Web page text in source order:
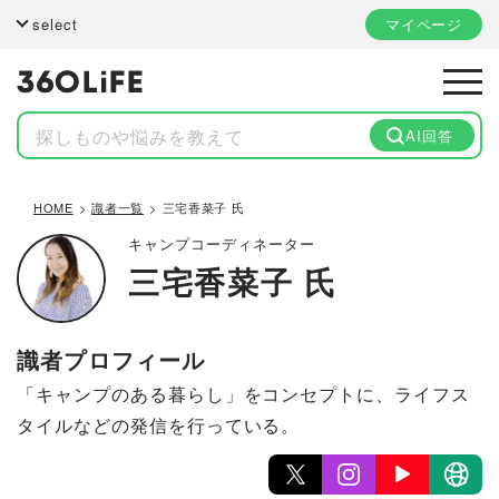
select マイページ
AI回答
HOME 識者一覧 三宅香菜子 氏
キャンプコーディネーター
三宅香菜子 氏
識者プロフィール
「キャンプのある暮らし」をコンセプトに、ライフス
タイルなどの発信を行っている。